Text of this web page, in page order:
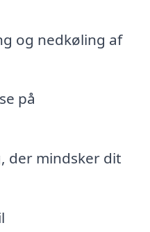
og nedkøling af
på
der mindsker dit